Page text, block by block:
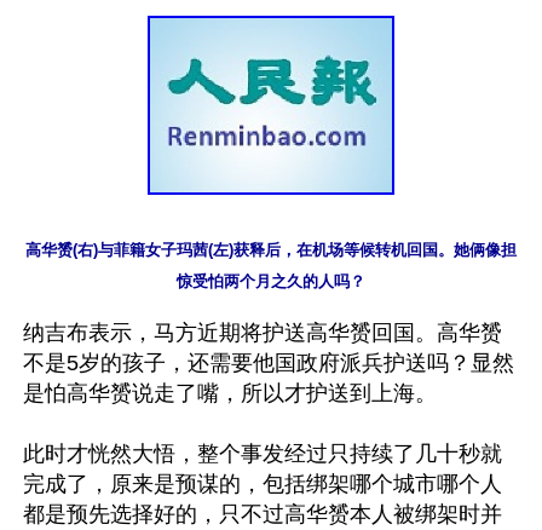
高华赟(右)与菲籍女子玛茜(左)获释后，在机场等候转机回国。她俩像担
惊受怕两个月之久的人吗？
纳吉布表示，马方近期将护送高华赟回国。高华赟
不是5岁的孩子，还需要他国政府派兵护送吗？显然
是怕高华赟说走了嘴，所以才护送到上海。
此时才恍然大悟，整个事发经过只持续了几十秒就
完成了，原来是预谋的，包括绑架哪个城市哪个人
都是预先选择好的，只不过高华赟本人被绑架时并